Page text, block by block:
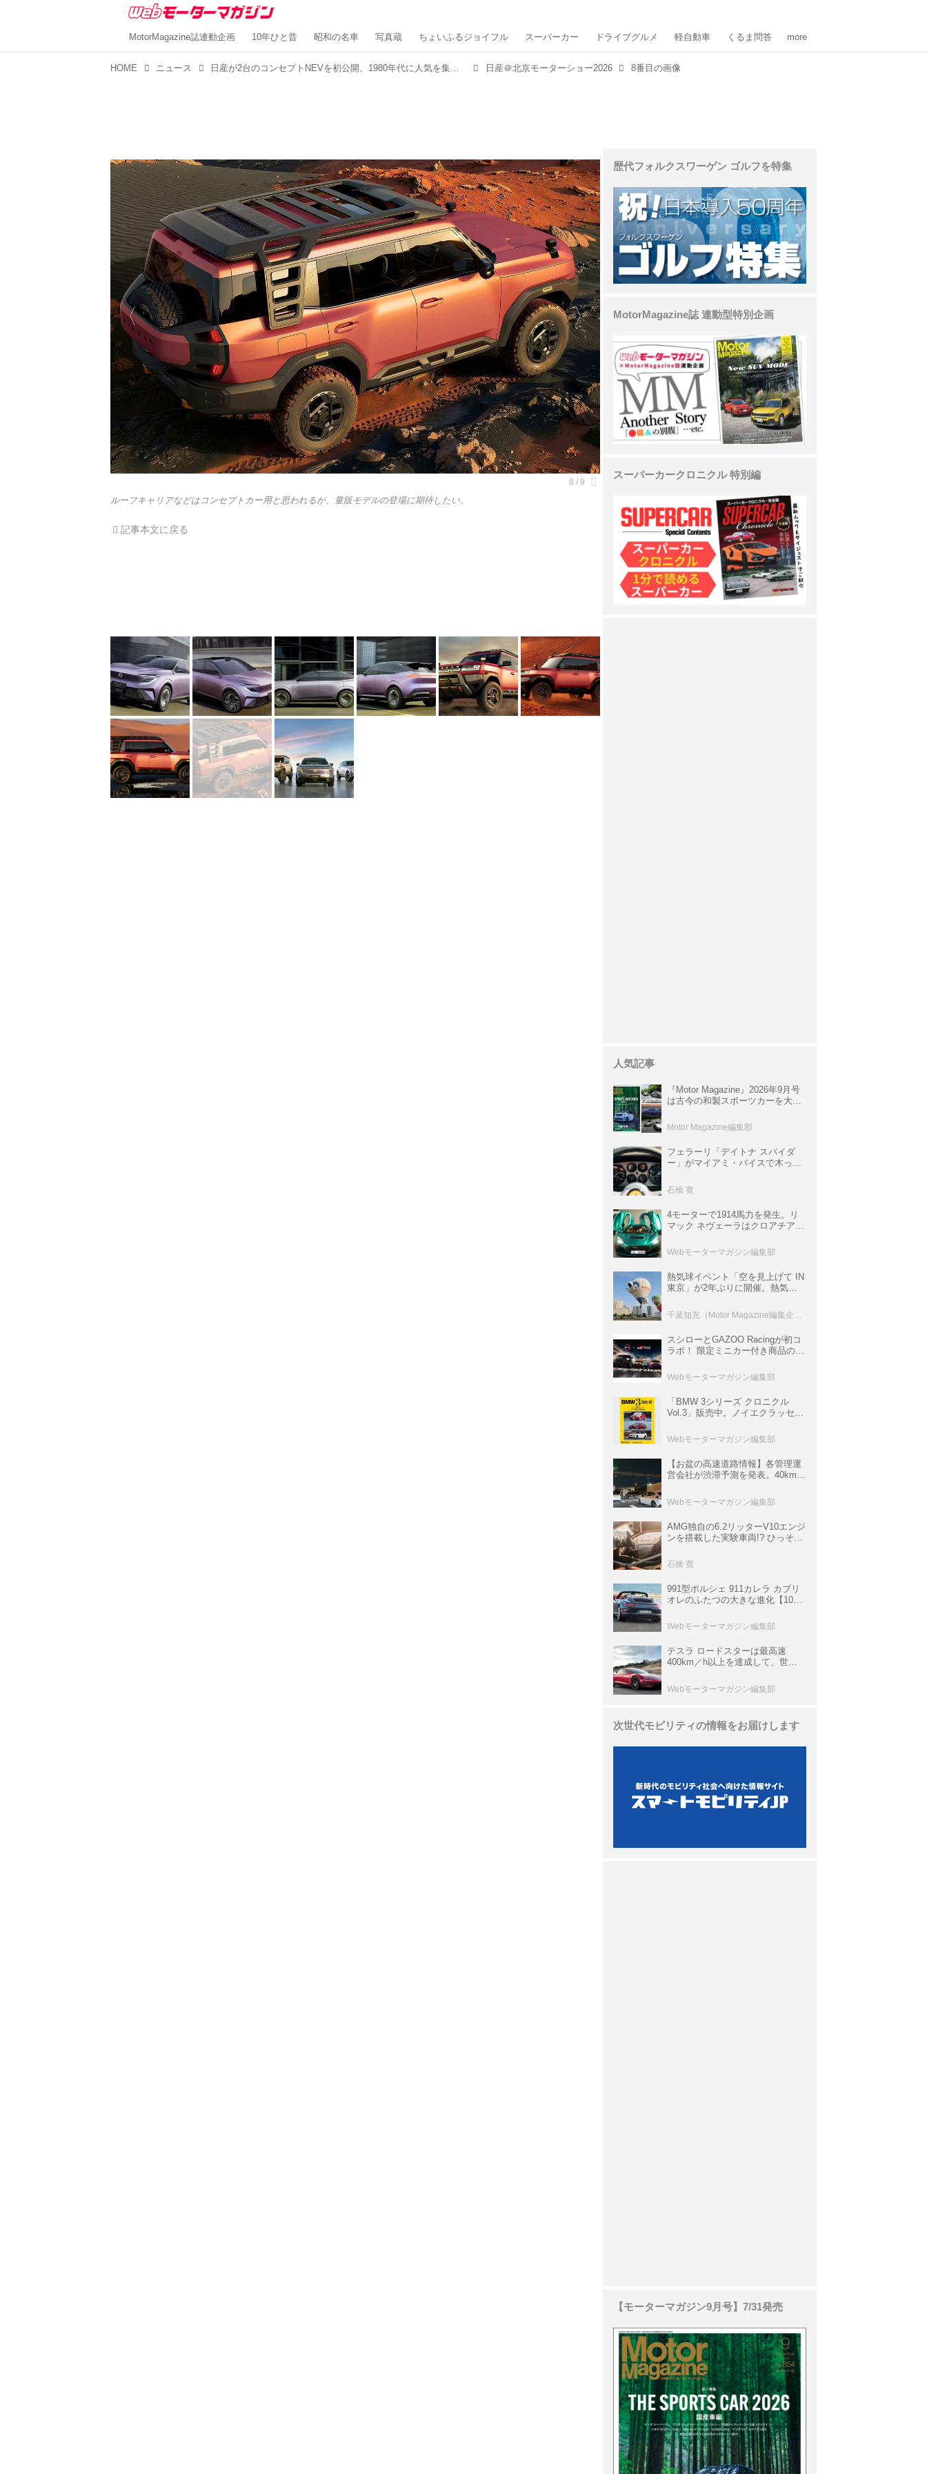
MotorMagazine誌連動企画 10年ひと昔 昭和の名車 写真蔵 ちょいふるジョイフル スーパーカー ドライブグルメ 軽自動車 くるま問答 more
HOME ニュース 日産が2台のコンセプトNEVを初公開。1980年代に人気を集めた「テラノ」の車名が北京モーターショーで復活 日産＠北京モーターショー2026 8番目の画像
ルーフキャリアなどはコンセプトカー用と思われるが、量販モデルの登場に期待したい。
記事本文に戻る
歴代フォルクスワーゲン ゴルフを特集
MotorMagazine誌 連動型特別企画
スーパーカークロニクル 特別編
人気記事
『Motor Magazine』2026年9月号
は古今の和製スポーツカーを大特
情報も満載
Motor Magazine編集部
フェラーリ「デイトナ スパイダ
ー」がマイアミ・バイスで木っ端
サ」に化けた理由
石橋 寛
4モーターで1914馬力を発生。リ
マック ネヴェーラはクロアチア発
ロニクル・完全版／115】
Webモーターマガジン編集部
熱気球イベント「空を見上げて IN
東京」が2年ぶりに開催。熱気球
室などのコンテンツも
スシローとGAZOO Racingが初コ
ラボ！ 限定ミニカー付き商品の
ト体験があたる抽選企画などを展
開
Webモーターマガジン編集部
「BMW 3シリーズ クロニクル
Vol.3」販売中。ノイエクラッセか
ムック
Webモーターマガジン編集部
【お盆の高速道路情報】各管理運
営会社が渋滞予測を発表。40km以
数ある
Webモーターマガジン編集部
AMG独自の6.2リッターV10エンジ
ンを搭載した実験車両!? ひっそり
P900 プロトタイプ」とは
石橋 寛
991型ポルシェ 911カレラ カブリ
オレのふたつの大きな進化【10年
Webモーターマガジン編集部
テスラ ロードスターは最高速
400km／h以上を達成して、世界
ーカークロニクル・完全版／
113】
Webモーターマガジン編集部
次世代モビリティの情報をお届けします
【モーターマガジン9月号】7/31発売